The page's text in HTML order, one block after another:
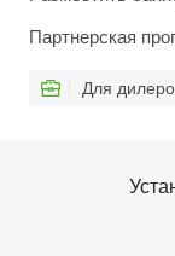
Партнерская
Для